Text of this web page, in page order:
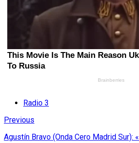
Radio 3
Previous
Agustín Bravo (Onda Cero Madrid